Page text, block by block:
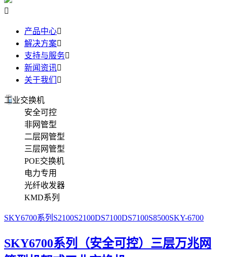

产品中心
解决方案
支持与服务
新闻资讯
关于我们 
工业交换机
安全可控
非网管型
二层网管型
三层网管型
POE交换机
电力专用
光纤收发器
KMD系列
SKY6700系列 S2100S2100DS7100DS7100S8500SKY-6700
SKY6700系列（安全可控）三层万兆网